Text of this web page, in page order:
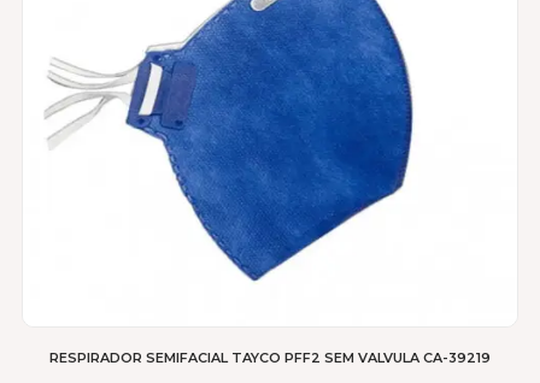
RESPIRADOR SEMIFACIAL TAYCO PFF2 SEM VALVULA CA-39219